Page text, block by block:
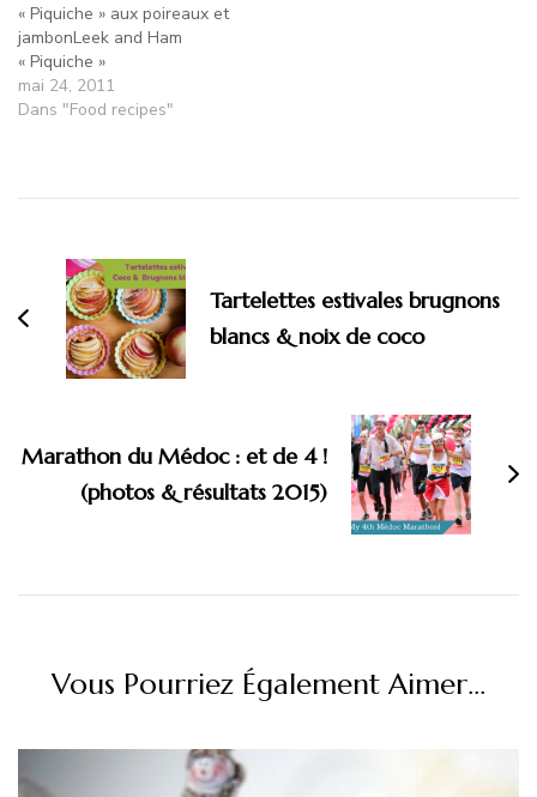
« Piquiche » aux poireaux et
jambonLeek and Ham
« Piquiche »
mai 24, 2011
Dans "Food recipes"
Tartelettes estivales brugnons
blancs & noix de coco
Marathon du Médoc : et de 4 !
(photos & résultats 2015)
Vous Pourriez Également Aimer...